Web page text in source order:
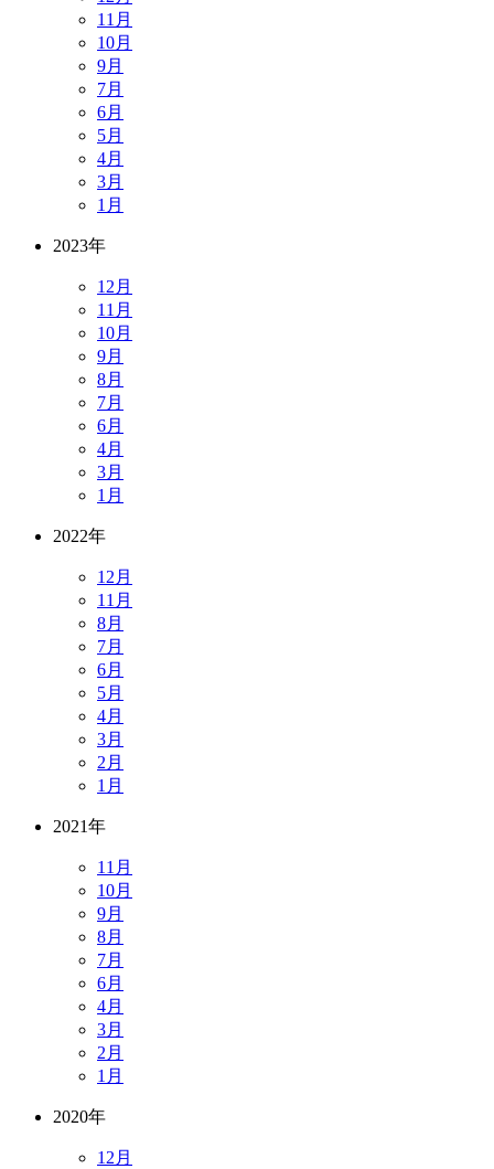
11月
10月
9月
7月
6月
5月
4月
3月
1月
2023年
12月
11月
10月
9月
8月
7月
6月
4月
3月
1月
2022年
12月
11月
8月
7月
6月
5月
4月
3月
2月
1月
2021年
11月
10月
9月
8月
7月
6月
4月
3月
2月
1月
2020年
12月